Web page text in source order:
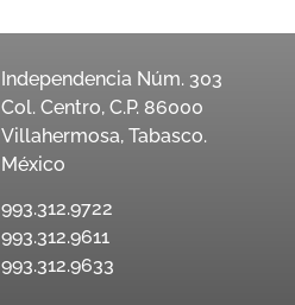
Independencia Núm. 303
Col. Centro, C.P. 86000
Villahermosa, Tabasco.
México
993.312.9722
993.312.9611
993.312.9633